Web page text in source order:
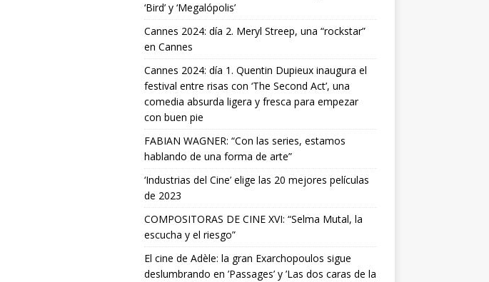
‘Bird’ y ‘Megalópolis’
Cannes 2024: día 2. Meryl Streep, una “rockstar”
en Cannes
Cannes 2024: día 1. Quentin Dupieux inaugura el
festival entre risas con ‘The Second Act’, una
comedia absurda ligera y fresca para empezar
con buen pie
FABIAN WAGNER: “Con las series, estamos
hablando de una forma de arte”
‘Industrias del Cine’ elige las 20 mejores películas
de 2023
COMPOSITORAS DE CINE XVI: “Selma Mutal, la
escucha y el riesgo”
El cine de Adèle: la gran Exarchopoulos sigue
deslumbrando en ’Passages’ y ’Las dos caras de la